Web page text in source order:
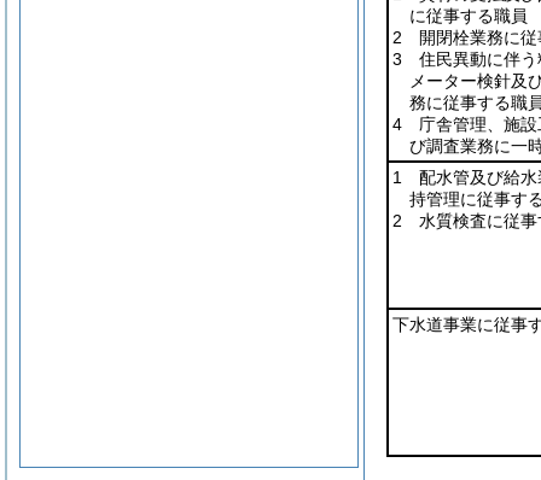
に従事する職員
2 開閉栓業務に従
3 住民異動に伴う
メーター検針及
務に従事する職
4 庁舎管理、施設
び調査業務に一
1 配水管及び給水
持管理に従事す
2 水質検査に従事
下水道事業に従事